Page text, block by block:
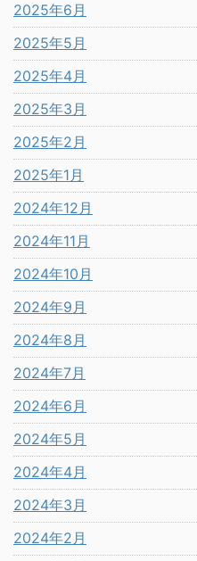
2025年6月
2025年5月
2025年4月
2025年3月
2025年2月
2025年1月
2024年12月
2024年11月
2024年10月
2024年9月
2024年8月
2024年7月
2024年6月
2024年5月
2024年4月
2024年3月
2024年2月